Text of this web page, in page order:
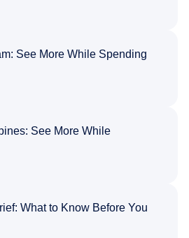
See More While Spending
See More While
What to Know Before You